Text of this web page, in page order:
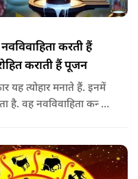
करती हैं
कराती हैं पूजन
यह त्योहार मनाते हैं. इनमें
है. वह नवविवाहिता कन्या